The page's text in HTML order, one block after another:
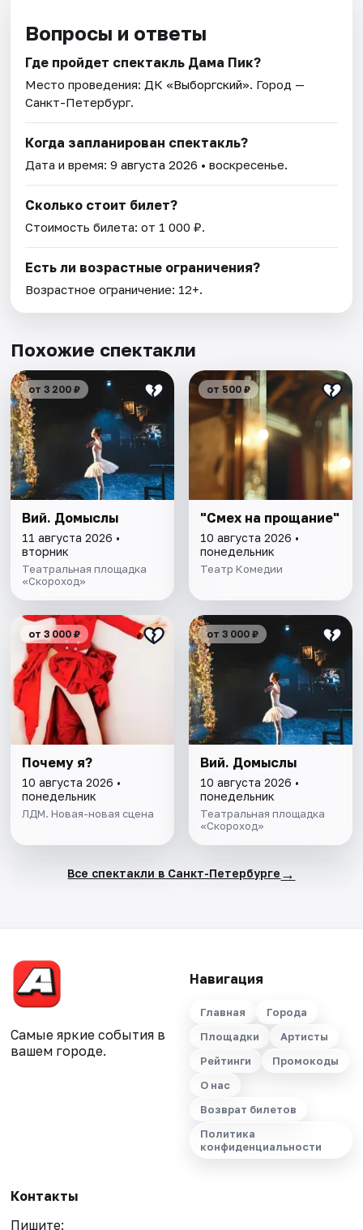
Вопросы и ответы
Где пройдет спектакль Дама Пик?
Место проведения: ДК «Выборгский». Город —
Санкт-Петербург.
Когда запланирован спектакль?
Дата и время:9 августа 2026 • воскресенье.
Сколько стоит билет?
Стоимость билета: от 1 000 ₽.
Есть ли возрастные ограничения?
Возрастное ограничение: 12+.
Похожие спектакли
от 3 200 ₽
Вий. Домыслы
11 августа 2026 •
вторник
Театральная площадка
«Скороход»
от 500 ₽
"Смех на прощание"
10 августа 2026 •
понедельник
Театр Комедии
от 3 000 ₽
Почему я?
10 августа 2026 •
понедельник
ЛДМ. Новая-новая сцена
от 3 000 ₽
Вий. Домыслы
10 августа 2026 •
понедельник
Театральная площадка
«Скороход»
Все спектакли в Санкт-Петербурге →
Самые яркие события в
вашем городе.
Навигация
Главная
Города
Площадки
Артисты
Рейтинги
Промокоды
О нас
Возврат билетов
Политика
конфиденциальности
Контакты
Пишите: